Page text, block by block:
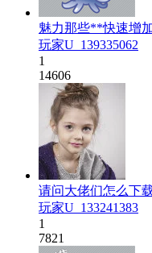
魅力那些**快速增
玩家U_139335062
1
14606
请问大佬们怎么下
玩家U_133241383
1
7821